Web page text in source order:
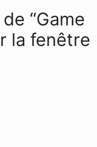
“Game
la fenêtre